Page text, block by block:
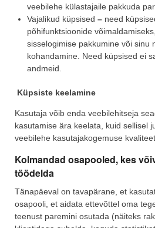
veebilehe külastajaile pakkuda
Vajalikud küpsised – need
põhifunktsioonide
sisselogimise pakkumine või sinu
kohandamine. Need küpsised ei
andmeid.
Küpsiste keelamine
Kasutaja võib enda veebilehitseja
kasutamise ära keelata, kuid sellisel
veebilehe kasutajakogemuse
Kolmandad osapooled, kes
töödelda
Tänapäeval on tavapärane, et
osapooli, et aidata ettevõttel oma
teenust paremini osutada (näiteks